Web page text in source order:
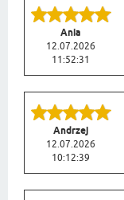
Ania
12.07.2026
11:52:31
Andrzej
12.07.2026
10:12:39